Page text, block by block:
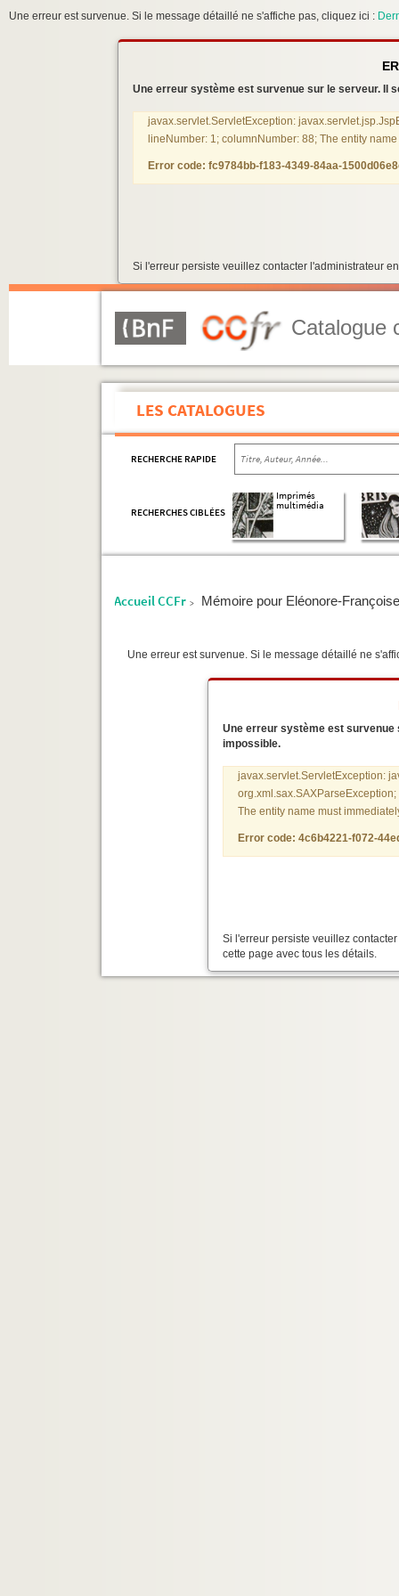
Une erreur est survenue. Si le message détaillé ne s'affiche pas, cliquez ici :
Une erreur système est survenue sur le serveur. Il
javax.servlet.ServletException:
lineNumber: 1; columnNumber: 88; The entity
Error code: fc9784bb-f183-4349-84aa-
Si l'erreur persiste veuillez contacter l'administrateur
Catalogue
LES CATALOGUES
RECHERCHE RAPIDE
RECHERCHES CIBLÉES
Imprimés
multimédia
Accueil CCFr > Mémoire pour Eléonore-
Une erreur est survenue. Si le message détaillé ne
Une erreur système est survenue
impossible.
javax.servlet.ServletException:
The entity name must
Error code: 4c6b4221-f072-
Si l'erreur persiste veuillez
cette page avec tous les détails.